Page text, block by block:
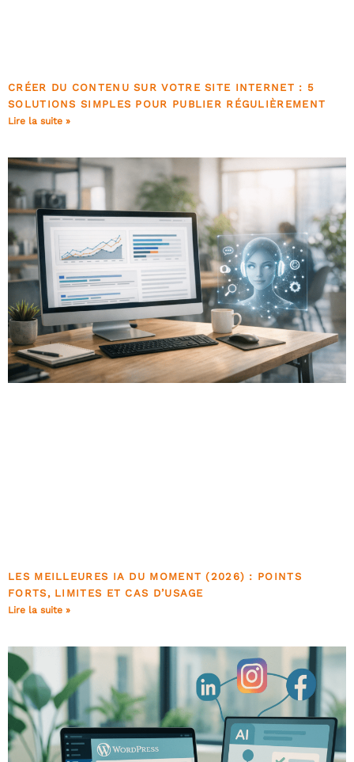
CRÉER DU CONTENU SUR VOTRE SITE INTERNET : 5
SOLUTIONS SIMPLES POUR PUBLIER RÉGULIÈREMENT
Lire la suite »
LES MEILLEURES IA DU MOMENT (2026) : POINTS
FORTS, LIMITES ET CAS D’USAGE
Lire la suite »